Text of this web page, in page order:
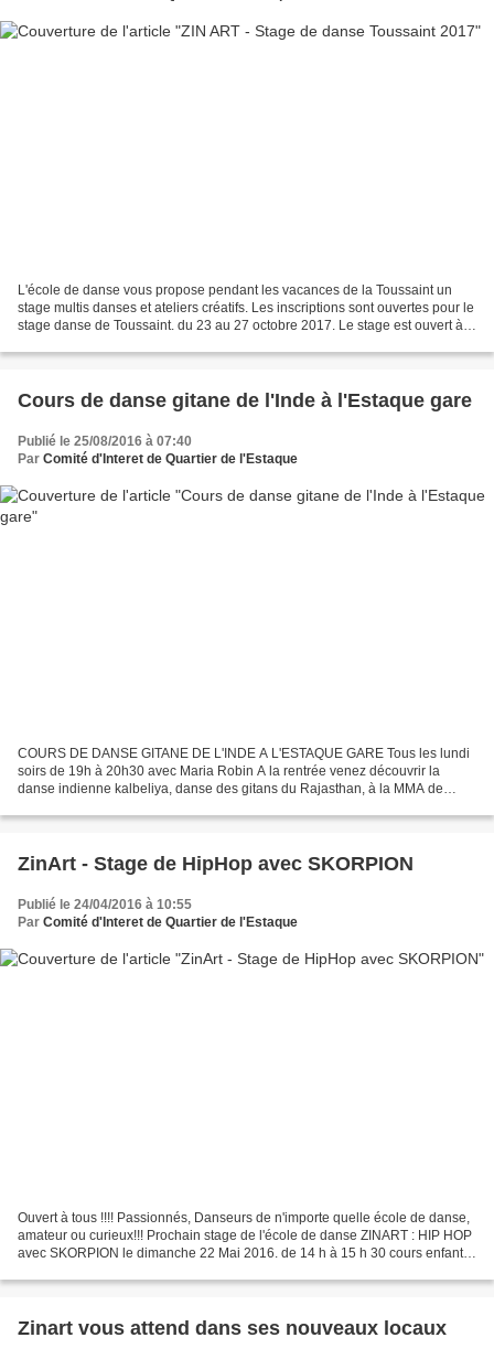
L'école de danse vous propose pendant les vacances de la Toussaint un
stage multis danses et ateliers créatifs. Les inscriptions sont ouvertes pour le
stage danse de Toussaint. du 23 au 27 octobre 2017. Le stage est ouvert à
Cours de danse gitane de l'Inde à l'Estaque gare
Publié le 25/08/2016 à 07:40
Par Comité d'Interet de Quartier de l'Estaque
COURS DE DANSE GITANE DE L'INDE A L'ESTAQUE GARE Tous les lundi
soirs de 19h à 20h30 avec Maria Robin A la rentrée venez découvrir la
danse indienne kalbeliya, danse des gitans du Rajasthan, à la MMA de
ZinArt - Stage de HipHop avec SKORPION
Publié le 24/04/2016 à 10:55
Par Comité d'Interet de Quartier de l'Estaque
Ouvert à tous !!!! Passionnés, Danseurs de n'importe quelle école de danse,
amateur ou curieux!!! Prochain stage de l'école de danse ZINART : HIP HOP
avec SKORPION le dimanche 22 Mai 2016. de 14 h à 15 h 30 cours enfants
Zinart vous attend dans ses nouveaux locaux